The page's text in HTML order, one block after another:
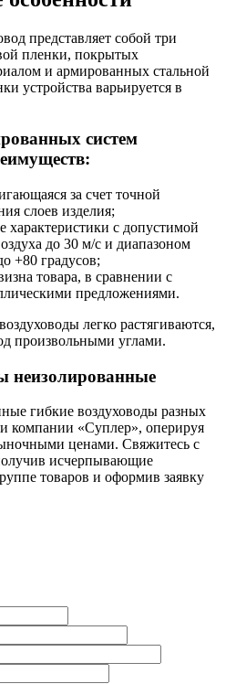
представляет собой три
пленки, покрытых
и армированных стальной
устройства варьируется в
систем
за счет точной
слоев изделия;
характеристики с допустимой
до 30 м/с и диапазоном
+80 градусов;
товара, в сравнении с
предложениями.
легко растягиваются,
произвольными углами.
неизолированные
гибкие воздуховоды разных
компании «Суплер», оперируя
ценами. Свяжитесь с
исчерпывающие
товаров и оформив заявку